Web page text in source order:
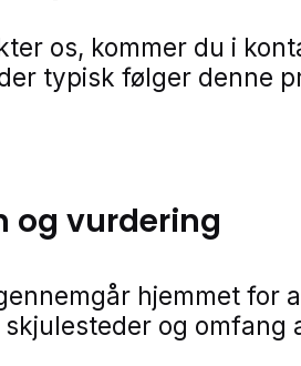
os, kommer du i
typisk følger denne
og vurdering
hjemmet for
og omfang